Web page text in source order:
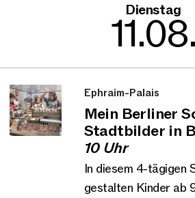
Dienstag
11.08.
Ephraim-Palais
Mein Berliner
Stadtbilder in
10 Uhr
In diesem 4-tägigen
gestalten Kinder ab